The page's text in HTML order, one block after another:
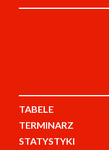
TABELE
TERMINARZ
STATYSTYKI